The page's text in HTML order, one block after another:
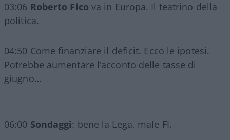
03:06 Roberto Fico va in Europa. Il teatrino della
politica.
04:50 Come finanziare il deficit. Ecco le ipotesi.
Potrebbe aumentare l’acconto delle tasse di
giugno…
06:00 Sondaggi: bene la Lega, male FI.